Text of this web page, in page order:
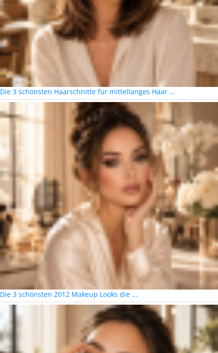
Die 3 schönsten Haarschnitte für mittellanges Haar …
Die 3 schönsten 2012 Makeup Looks die …